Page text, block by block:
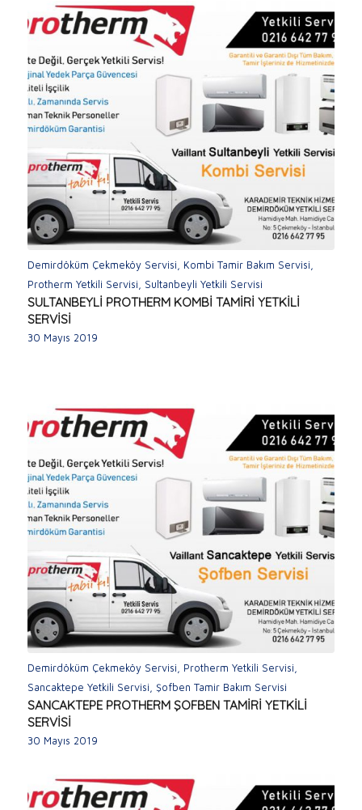
Demirdöküm Çekmeköy Servisi, Kombi Tamir Bakım Servisi,
Protherm Yetkili Servisi, Sultanbeyli Yetkili Servisi
SULTANBEYLİ PROTHERM KOMBİ TAMİRİ YETKİLİ
SERVİSİ
30 Mayıs 2019
Demirdöküm Çekmeköy Servisi Protherm Yetkili Servisi
Sancaktepe Yetkili Servisi Şofben Tamir Bakım Servisi
SANCAKTEPE PROTHERM ŞOFBEN TAMİRİ YETKİLİ
SERVİSİ
30 Mayıs 2019